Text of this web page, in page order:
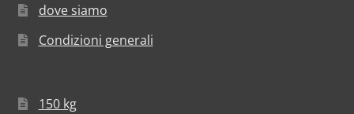
dove siamo
Condizioni generali
150 kg